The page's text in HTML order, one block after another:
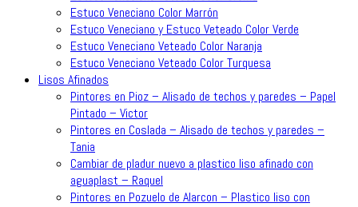
Estuco Veneciano Color Marrón
Estuco Veneciano y Estuco Veteado Color Verde
Estuco Veneciano Veteado Color Naranja
Estuco Veneciano Veteado Color Turquesa
Lisos Afinados
Pintores en Pioz – Alisado de techos y paredes – Papel
Pintado – Victor
Pintores en Coslada – Alisado de techos y paredes –
Tania
Cambiar de pladur nuevo a plastico liso afinado con
aguaplast – Raquel
Pintores en Pozuelo de Alarcon – Plastico liso con